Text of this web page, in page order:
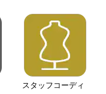
スタッフコーディ